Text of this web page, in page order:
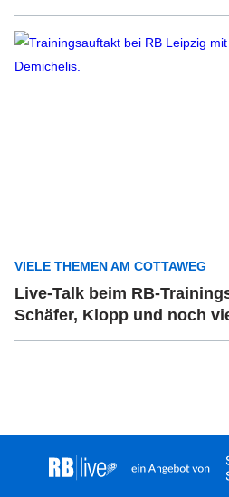
VIELE THEMEN AM COTTAWEG
Live-Talk beim RB-
Schäfer, Klopp und noch